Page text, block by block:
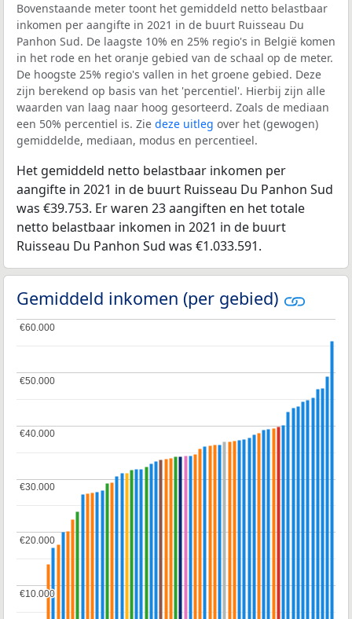
Bovenstaande meter toont het gemiddeld netto belastbaar
inkomen per aangifte in 2021 in de buurt Ruisseau Du
Panhon Sud. De laagste 10% en 25% regio's in België komen
in het rode en het oranje gebied van de schaal op de meter.
De hoogste 25% regio's vallen in het groene gebied. Deze
zijn berekend op basis van het 'percentiel'. Hierbij zijn alle
waarden van laag naar hoog gesorteerd. Zoals de mediaan
een 50% percentiel is. Zie deze uitleg over het (gewogen)
gemiddelde, mediaan, modus en percentieel.
Het gemiddeld netto belastbaar inkomen per
aangifte in 2021 in de buurt Ruisseau Du Panhon Sud
was €39.753. Er waren 23 aangiften en het totale
netto belastbaar inkomen in 2021 in de buurt
Ruisseau Du Panhon Sud was €1.033.591.
Gemiddeld inkomen (per gebied)
€10.000
€10.000
€20.000
€20.000
€30.000
€30.000
€40.000
€40.000
€50.000
€50.000
€60.000
€60.000